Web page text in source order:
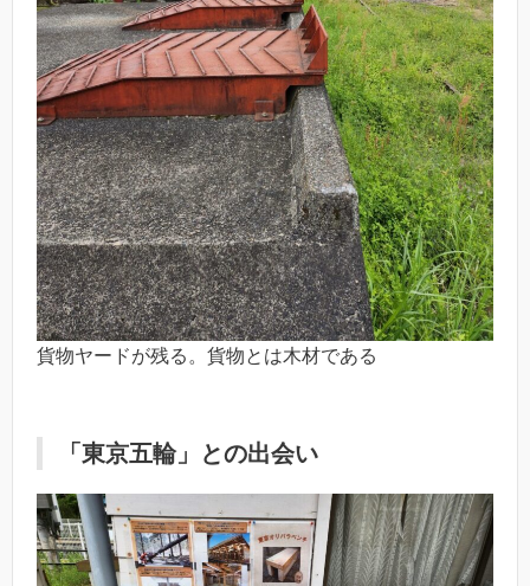
貨物ヤードが残る。貨物とは木材である
「東京五輪」との出会い